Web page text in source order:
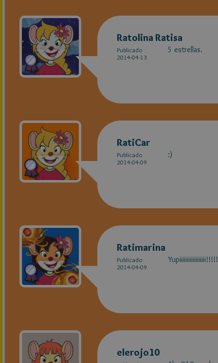
Ratolina Ratisa
Publicado
2014-04-13
5 estrellas.
RatiCar
Publicado
2014-04-09
:)
Ratimarina
Publicado
2014-04-09
elerojo10